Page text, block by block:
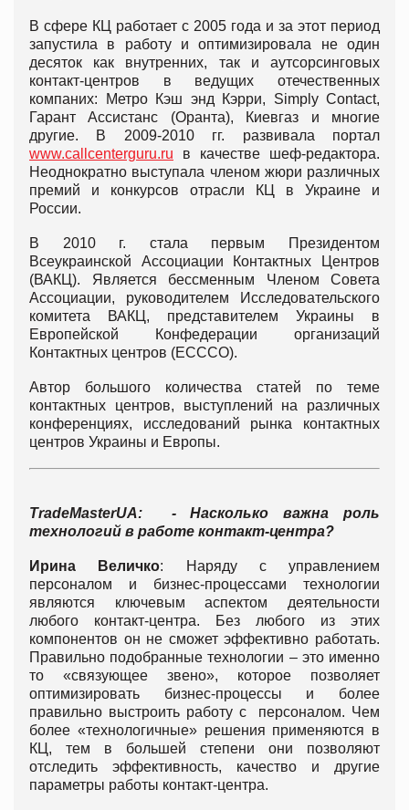
В сфере КЦ работает с 2005 года и за этот период
запустила в работу и оптимизировала не один
десяток как внутренних, так и аутсорсинговых
контакт-центров в ведущих отечественных
компаних: Метро Кэш энд Кэрри, Simply Contact,
Гарант Ассистанс (Оранта), Киевгаз и многие
другие. В 2009-2010 гг. развивала портал
www.callcenterguru.ru в качестве шеф-редактора.
Неоднократно выступала членом жюри различных
премий и конкурсов отрасли КЦ в Украине и
России.
В 2010 г. стала первым Президентом
Всеукраинской Ассоциации Контактных Центров
(ВАКЦ). Является бессменным Членом Совета
Ассоциации, руководителем Исследовательского
комитета ВАКЦ, представителем Украины в
Европейской Конфедерации организаций
Контактных центров (ЕСССО).
Автор большого количества статей по теме
контактных центров, выступлений на различных
конференциях, исследований рынка контактных
центров Украины и Европы.
TradeMasterUA:
- Насколько важна роль
технологий в работе контакт-центра?
Ирина Величко: Наряду с управлением
персоналом и бизнес-процессами технологии
являются ключевым аспектом деятельности
любого контакт-центра. Без любого из этих
компонентов он не сможет эффективно работать.
Правильно подобранные технологии – это именно
то «связующее звено», которое позволяет
оптимизировать бизнес-процессы и более
правильно выстроить работу с персоналом. Чем
более «технологичные» решения применяются в
КЦ, тем в большей степени они позволяют
отследить эффективность, качество и другие
параметры работы контакт-центра.